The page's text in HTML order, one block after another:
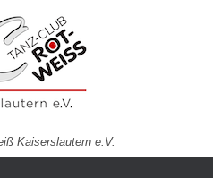
Kaiserslautern e.V.